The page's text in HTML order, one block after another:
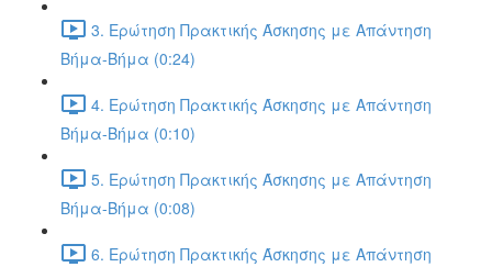
3. Ερώτηση Πρακτικής Άσκησης με Απάντηση
Βήμα-Βήμα (0:24)
4. Ερώτηση Πρακτικής Άσκησης με Απάντηση
Βήμα-Βήμα (0:10)
5. Ερώτηση Πρακτικής Άσκησης με Απάντηση
Βήμα-Βήμα (0:08)
6. Ερώτηση Πρακτικής Άσκησης με Απάντηση